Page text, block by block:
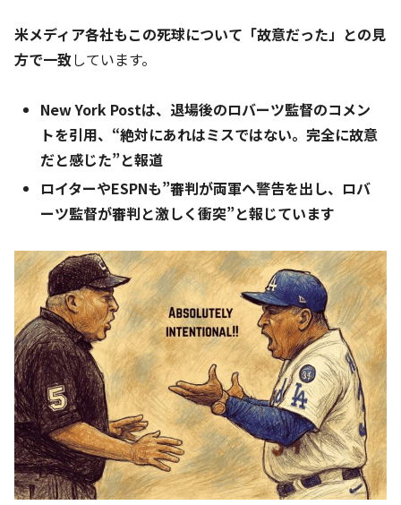
米メディア各社もこの死球について「故意だった」との見
方で一致しています。
New York Postは、退場後のロバーツ監督のコメン
トを引用、“絶対にあれはミスではない。完全に故意
だと感じた”と報道
ロイターやESPNも”審判が両軍へ警告を出し、ロバ
ーツ監督が審判と激しく衝突”と報じています